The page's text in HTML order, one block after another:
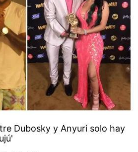
Dubosky y Anyuri solo hay